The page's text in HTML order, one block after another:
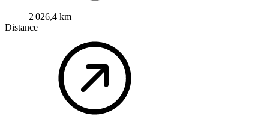
2 026,4 km
Distance